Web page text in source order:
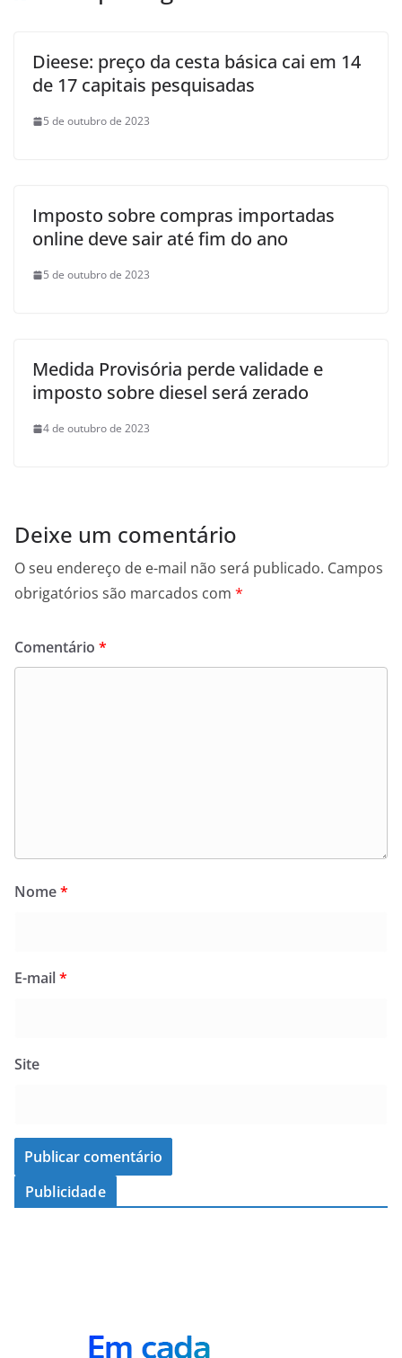
Dieese: preço da cesta básica cai em 14
de 17 capitais pesquisadas
5 de outubro de 2023
Imposto sobre compras importadas
online deve sair até fim do ano
5 de outubro de 2023
Medida Provisória perde validade e
imposto sobre diesel será zerado
4 de outubro de 2023
Deixe um comentário
O seu endereço de e-mail não será publicado. Campos
obrigatórios são marcados com *
Comentário *
Nome*
E-mail*
Site
Publicidade